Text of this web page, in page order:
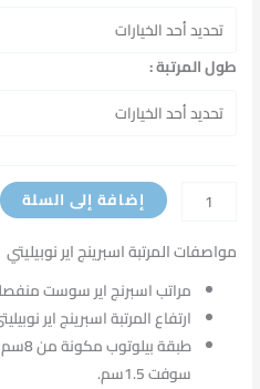
طول المرتبة :
إضافة إلى السلة
مواصفات المرتبة اسبرينج اير نوبيليتي
مراتب اسبرنج اير سوست
ارتفاع المرتبة اسبرينج اير نوبيليتي 36 سم (
سوفت 1.5سم.